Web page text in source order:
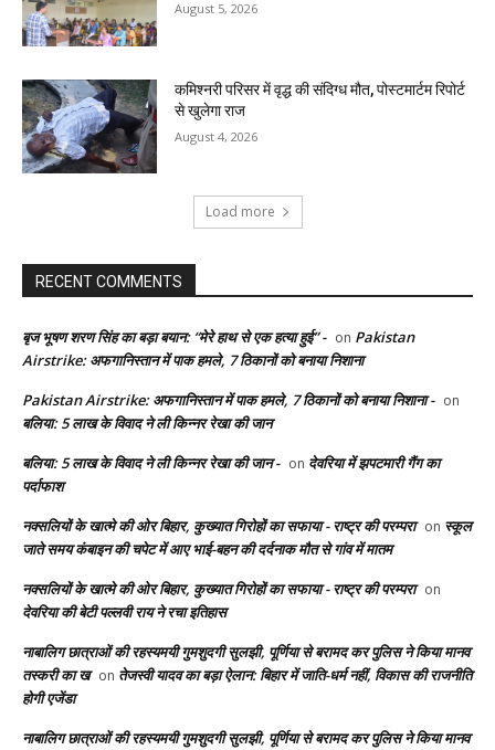
August 5, 2026
कमिश्नरी परिसर में वृद्ध की संदिग्ध मौत, पोस्टमार्टम रिपोर्ट
से खुलेगा राज
August 4, 2026
Load more
RECENT COMMENTS
बृज भूषण शरण सिंह का बड़ा बयान: “मेरे हाथ से एक हत्या हुई” - on Pakistan
Airstrike: अफगानिस्तान में पाक हमले, 7 ठिकानों को बनाया निशाना
Pakistan Airstrike: अफगानिस्तान में पाक हमले, 7 ठिकानों को बनाया निशाना - on
बलिया: 5 लाख के विवाद ने ली किन्नर रेखा की जान
बलिया: 5 लाख के विवाद ने ली किन्नर रेखा की जान - on देवरिया में झपटमारी गैंग का
पर्दाफाश
नक्सलियों के खात्मे की ओर बिहार, कुख्यात गिरोहों का सफाया - राष्ट्र की परम्परा on स्कूल
जाते समय कंबाइन की चपेट में आए भाई-बहन की दर्दनाक मौत से गांव में मातम
नक्सलियों के खात्मे की ओर बिहार, कुख्यात गिरोहों का सफाया - राष्ट्र की परम्परा on
देवरिया की बेटी पल्लवी राय ने रचा इतिहास
नाबालिग छात्राओं की रहस्यमयी गुमशुदगी सुलझी, पूर्णिया से बरामद कर पुलिस ने किया मानव
तस्करी का ख on तेजस्वी यादव का बड़ा ऐलान: बिहार में जाति-धर्म नहीं, विकास की राजनीति
होगी एजेंडा
नाबालिग छात्राओं की रहस्यमयी गुमशुदगी सुलझी, पूर्णिया से बरामद कर पुलिस ने किया मानव